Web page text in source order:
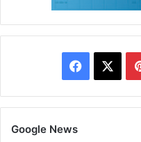
Facebook
Google News